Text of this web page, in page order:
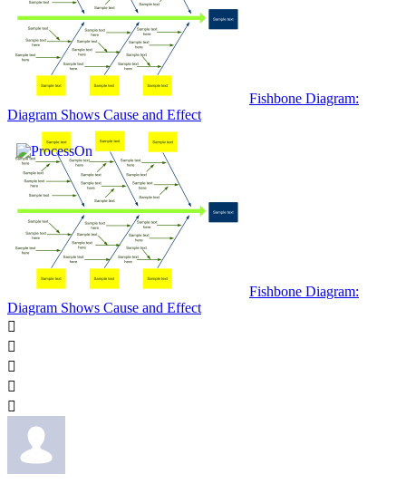
Fishbone Diagram:
Diagram Shows Cause and Effect
Fishbone Diagram:
Diagram Shows Cause and Effect




